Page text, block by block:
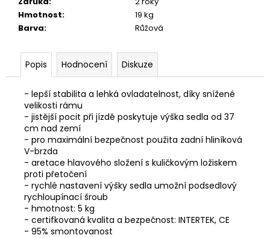
Hmotnost:
19 kg
Barva: Růžová
Popis Hodnocení Diskuze
- lepší stabilita a lehká ovladatelnost, díky snížené
velikosti rámu
- jistější pocit při jízdě poskytuje výška sedla od 37
cm nad zemí
- pro maximální bezpečnost použita zadní hliníková
V-brzda
- aretace hlavového složení s kuličkovým ložiskem
proti přetočení
- rychlé nastavení výšky sedla umožní podsedlový
rychloupínací šroub
- hmotnost: 5 kg
- certifkovaná kvalita a bezpečnost: INTERTEK, CE
- 95% smontovanost
u
č
u
ZÁPUJČKA
APACHE
QURUK
BOSCH
POHONEM
SHIMAN
600
Kč